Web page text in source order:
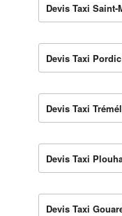
Devis Taxi Saint-
Devis Taxi Pordic
Devis Taxi
Devis Taxi
Devis Taxi